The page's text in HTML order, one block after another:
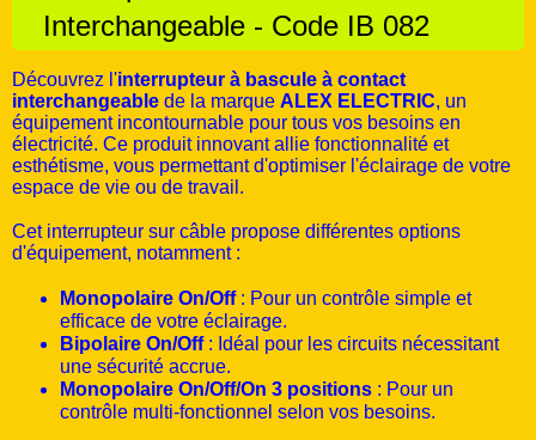
Interchangeable - Code IB 082
Découvrez l'interrupteur à bascule à contact
interchangeable de la marque ALEX ELECTRIC, un
équipement incontournable pour tous vos besoins en
électricité. Ce produit innovant allie fonctionnalité et
esthétisme, vous permettant d'optimiser l'éclairage de votre
espace de vie ou de travail.
Cet interrupteur sur câble propose différentes options
d'équipement, notamment :
Monopolaire On/Off: Pour un contrôle simple et
efficace de votre éclairage.
Bipolaire On/Off: Idéal pour les circuits nécessitant
une sécurité accrue.
Monopolaire On/Off/On 3 positions : Pour un
contrôle multi-fonctionnel selon vos besoins.